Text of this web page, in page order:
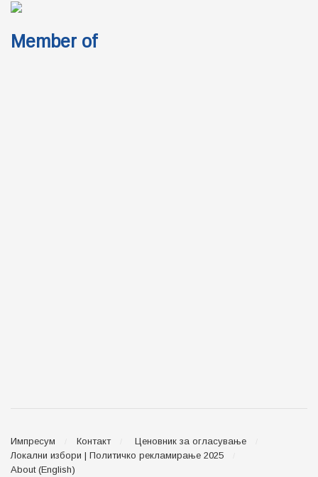
Member of
Импресум Контакт
Ценовник за огласување
Локални избори | Политичко рекламирање 2025
About (English)